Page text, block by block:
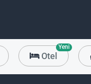
Otel
Yeni